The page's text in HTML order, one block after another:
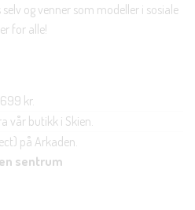
og venner som modeller i sosiale
for alle!
kr.
vår butikk i Skien.
på Arkaden.
sentrum